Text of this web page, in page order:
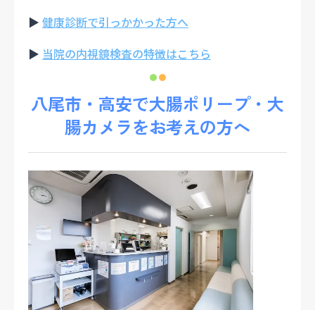
▶ 健康診断で引っかかった方へ
▶ 当院の内視鏡検査の特徴はこちら
八尾市・高安で大腸ポリープ・大
腸カメラをお考えの方へ